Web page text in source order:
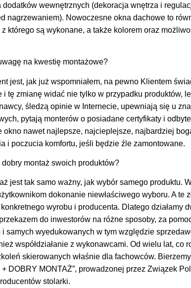
wewnętrznych (dekoracja wnętrza i
nagrzewaniem). Nowoczesne okna dachowe to
którego są wykonane, a także kolorem oraz
na kwestię montażowe?
jest, jak już wspomniałem, na pewno Klientem
tę zmianę widać nie tylko w przypadku produktów,
śledzą opinie w Internecie, upewniają się u
pytają monterów o posiadane certyfikaty i
okno nawet najlepsze, najcieplejsze, najbardziej
i poczucia komfortu, jeśli będzie źle zamontowane.
montaż swoich produktów?
jest tak samo ważny, jak wybór samego produktu.
dokonanie niewłaściwego wyboru. A te
wyrobu i producenta. Dlatego działamy
do inwestorów na różne sposoby, za
i samych wyedukowanych w tym względzie
współdziałanie z wykonawcami. Od wielu lat, co
skierowanych właśnie dla fachowców.
DOBRY MONTAŻ”, prowadzonej przez Związek
stolarki.